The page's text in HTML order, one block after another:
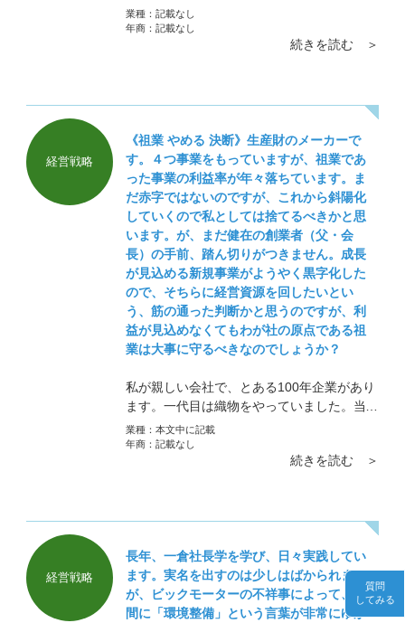
日月に社長とのランチ会がある会社、階層ご
とに食事会がある会社、社内に部活動がいく
つもある会社…社内よりも社外の方が普段聞
業種： 記載なし
年商： 記載なし
続きを読む ＞
経営戦略
《祖業 やめる 決断》生産財のメーカーで
す。４つ事業をもっていますが、祖業であ
った事業の利益率が年々落ちています。ま
だ赤字ではないのですが、これから斜陽化
していくので私としては捨てるべきかと思
います。が、まだ健在の創業者（父・会
長）の手前、踏ん切りがつきません。成長
が見込める新規事業がようやく黒字化した
ので、そちらに経営資源を回したいとい
う、筋の通った判断かと思うのですが、利
益が見込めなくてもわが社の原点である祖
業は大事に守るべきなのでしょうか？
私が親しい会社で、とある100年企業があり
ます。一代目は織物をやっていました。当時
織物は一回ガシャンと織り込むと利益が一万
円と言われていたそうです。それが安い海外
ものに押されて儲からなくなると、二代目は
業種： 本文中に記載
年商： 記載なし
続きを読む ＞
経営戦略
長年、一倉社長学を学び、日々実践してい
ます。実名を出すのは少しはばかられます
が、ビックモーターの不祥事によって、世
間に「環境整備」という言葉が非常にゆが
質問
してみる